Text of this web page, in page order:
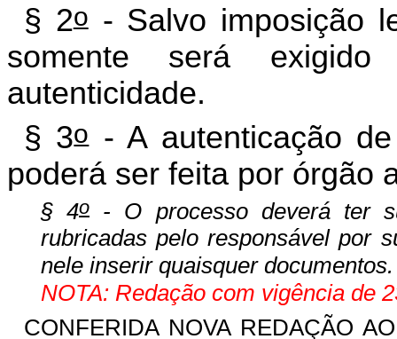
§ 2o- Salvo imposição
somente será
autenticidade.
§ 3o- A autenticação de
poderá ser feita por órgão
§ 4o- O processo deverá ter
rubricadas pelo responsável por
nele inserir quaisquer documentos.
NOTA: Redação com vigência de
CONFERIDA NOVA REDAÇÃO